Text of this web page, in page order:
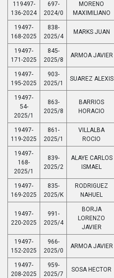
119497-
136-2024
697-
2024/0
MORENO
MAXIMILIANO
19497-
168-2025
838-
2025/4
MARKS JUAN
19497-
171-2025
845-
2025/8
ARMOA JAVIER
19497-
195-2025
903-
2025/1
SUAREZ ALEXIS
19497-
54-
2025/1
863-
2025/8
BARRIOS
HORACIO
19497-
119-2025
861-
2025/1
VILLALBA
ROCIO
19497-
168-
2025/1
839-
2025/2
ALAYE CARLOS
ISMAEL
19497-
169-2025
835-
2025/K
RODRIGUEZ
NAHUEL
19497-
220-2025
991-
2025/4
BORJA
LORENZO
JAVIER
19497-
152-2025
966-
2025/0
ARMOA JAVIER
19497-
208-2025
959-
2025/7
SOSA HECTOR